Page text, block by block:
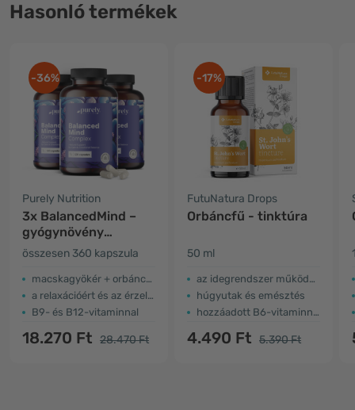
Hasonló termékek
-36%
Purely Nutrition
3x BalancedMind –
gyógynövény
komplex
összesen 360 kapszula
macskagyökér + orbáncfű + passiógyümölcs
a relaxációért és az érzelmi egyensúlyért
B9- és B12-vitaminnal
18.270 Ft 28.470 Ft
-17%
FutuNatura Drops
Orbáncfű - tinktúra
50 ml
az idegrendszer működése
húgyutak és emésztés
hozzáadott B6-vitaminnal
4.490 Ft 5.390 Ft